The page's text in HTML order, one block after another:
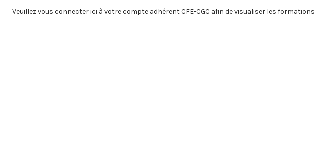
Veuillez vous connecter ici à votre compte adhérent CFE-CGC afin de visualiser les formations